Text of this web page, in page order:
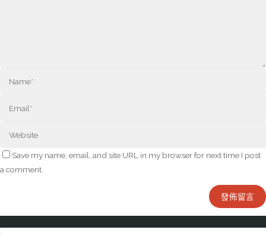
Save my name, email, and site URL in my browser for next time I post
a comment.